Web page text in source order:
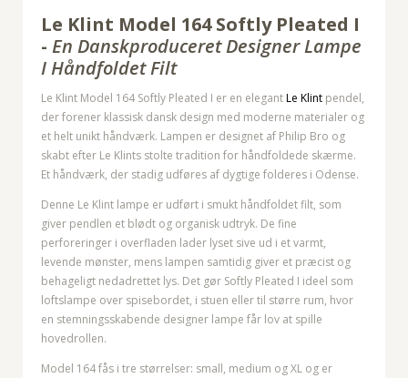
Le Klint Model 164 Softly Pleated I
- En Danskproduceret Designer Lampe
I Håndfoldet Filt
Le Klint Model 164 Softly Pleated I er en elegantLe Klint pendel,
der forener klassisk dansk design med moderne materialer og
et helt unikt håndværk. Lampen er designet af Philip Bro og
skabt efter Le Klints stolte tradition for håndfoldede skærme.
Et håndværk, der stadig udføres af dygtige folderes i Odense.
Denne Le Klint lampe er udført i smukt håndfoldet filt, som
giver pendlen et blødt og organisk udtryk. De fine
perforeringer i overfladen lader lyset sive ud i et varmt,
levende mønster, mens lampen samtidig giver et præcist og
behageligt nedadrettet lys. Det gør Softly Pleated I ideel som
loftslampe over spisebordet, i stuen eller til større rum, hvor
en stemningsskabende designer lampe får lov at spille
hovedrollen.
Model 164 fås i tre størrelser: small, medium og XL og er